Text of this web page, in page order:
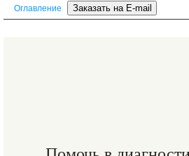
Оглавление